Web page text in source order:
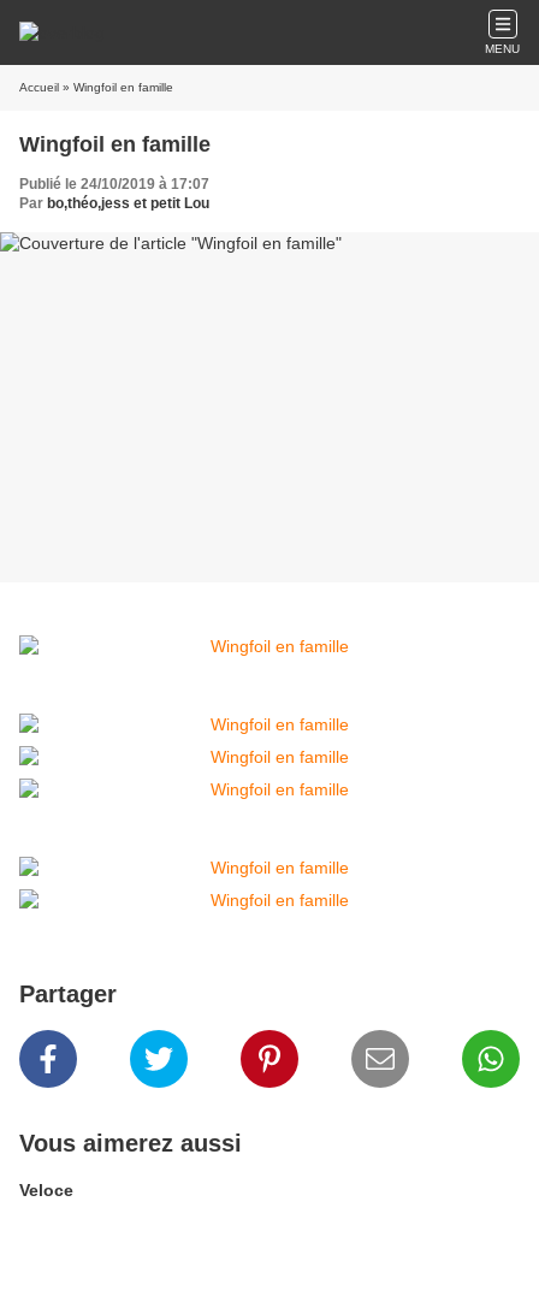
MENU
Accueil » Wingfoil en famille
Wingfoil en famille
Publié le 24/10/2019 à 17:07
Par bo,théo,jess et petit Lou
Partager
Vous aimerez aussi
Veloce